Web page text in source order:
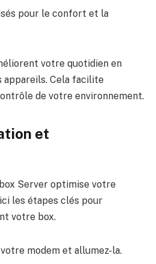
pour le confort et la
votre quotidien en
appareils. Cela facilite
de votre environnement.
et
Server optimise votre
les étapes clés pour
votre box.
modem et allumez-la.